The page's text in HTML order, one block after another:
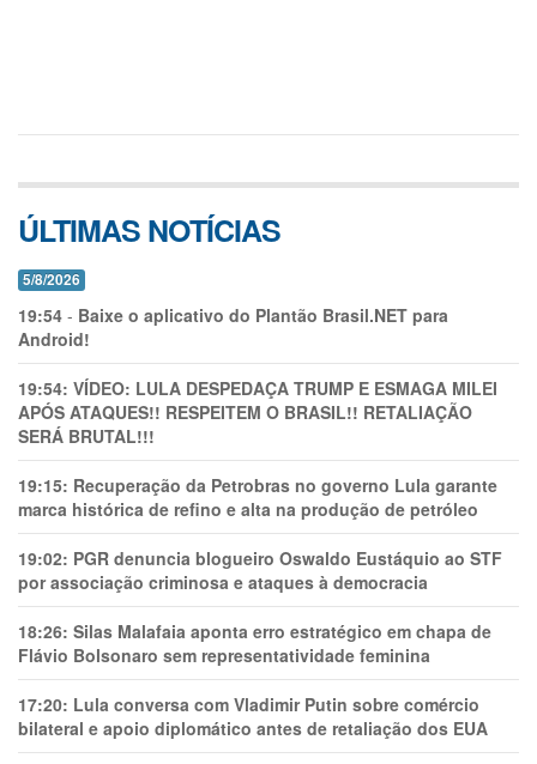
ÚLTIMAS NOTÍCIAS
5/8/2026
19:54 - Baixe o aplicativo do Plantão Brasil.NET para
Android!
19:54: VÍDEO: LULA DESPEDAÇA TRUMP E ESMAGA MILEI
APÓS ATAQUES!! RESPEITEM O BRASIL!! RETALIAÇÃO
SERÁ BRUTAL!!!
19:15: Recuperação da Petrobras no governo Lula garante
marca histórica de refino e alta na produção de petróleo
19:02: PGR denuncia blogueiro Oswaldo Eustáquio ao STF
por associação criminosa e ataques à democracia
18:26: Silas Malafaia aponta erro estratégico em chapa de
Flávio Bolsonaro sem representatividade feminina
17:20: Lula conversa com Vladimir Putin sobre comércio
bilateral e apoio diplomático antes de retaliação dos EUA